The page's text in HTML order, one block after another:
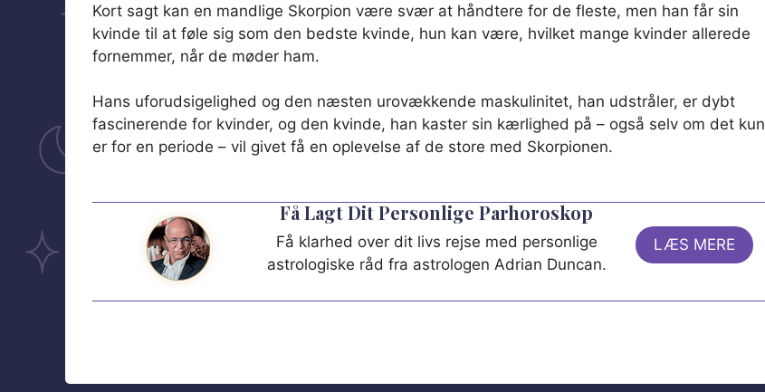
Kort sagt kan en mandlige Skorpion være svær at håndtere for de fleste, men han får sin
kvinde til at føle sig som den bedste kvinde, hun kan være, hvilket mange kvinder allerede
fornemmer, når de møder ham.
Hans uforudsigelighed og den næsten urovækkende maskulinitet, han udstråler, er dybt
fascinerende for kvinder, og den kvinde, han kaster sin kærlighed på – også selv om det kun
er for en periode – vil givet få en oplevelse af de store med Skorpionen.
Få Lagt Dit Personlige Parhoroskop
Få klarhed over dit livs rejse med personlige
astrologiske råd fra astrologen Adrian Duncan.
LÆS MERE